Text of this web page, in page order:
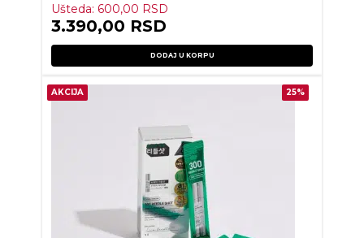
Ušteda: 600,00 RSD
3.390,00 RSD
DODAJ U KORPU
AKCIJA 25%